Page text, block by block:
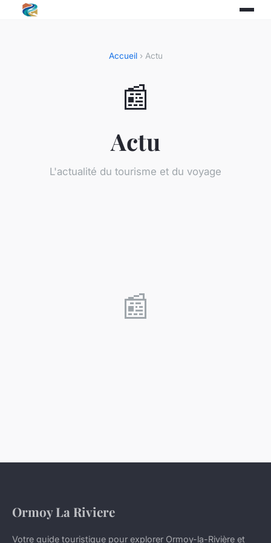
Accueil› Actu
📰
Actu
L'actualité du tourisme et du voyage
📰
Ormoy La Riviere
Votre guide touristique pour explorer Ormoy-la-Rivière et